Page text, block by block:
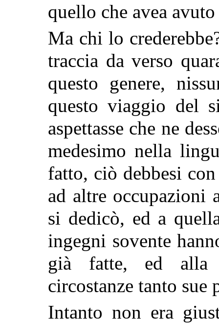
quello che avea
Ma chi lo
traccia da verso
questo genere,
questo viaggio del
aspettasse che ne
medesimo nella
fatto, ciò debbesi
ad altre
si dedicò, ed a
ingegni sovente
già fatte, ed alla
circostanze tanto
Intanto non era